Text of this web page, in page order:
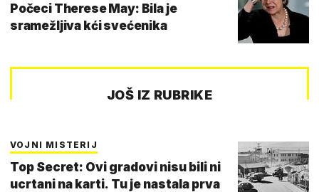
Počeci Therese May: Bila je
sramežljiva kći svećenika
JOŠ IZ RUBRIKE
VOJNI MISTERIJ
Top Secret: Ovi gradovi nisu bili ni
ucrtani na karti. Tu je nastala prva